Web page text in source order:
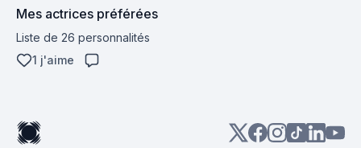
Mes actrices préférées
Liste de 26 personnalités
1 j'aime